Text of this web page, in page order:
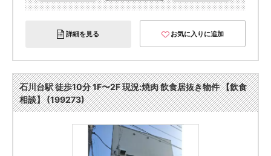
詳細を見る お気に入りに追加
石川台駅 徒歩10分 1F〜2F 現況:焼肉 飲食居抜き物件 【飲食
相談】 (199273)